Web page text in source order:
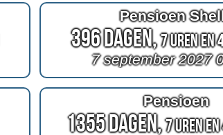
Pensioen
396 Dagen,7 Uren en
7 september 2027
Pensioen
1355 Dagen,7 Uren